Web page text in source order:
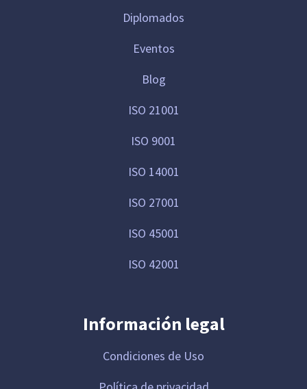
Diplomados
Eventos
Blog
ISO 21001
ISO 9001
ISO 14001
ISO 27001
ISO 45001
ISO 42001
Información legal
Condiciones de Uso